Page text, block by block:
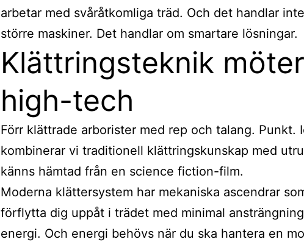
arbetar med svåråtkomliga träd. Och det handlar
större maskiner. Det handlar om smartare lösningar.
Klättringsteknik möter
high-tech
Förr klättrade arborister med rep och talang. Punkt.
kombinerar vi traditionell klättringskunskap med
känns hämtad från en science fiction-film.
Moderna klättersystem har mekaniska ascendrar
förflytta dig uppåt i trädet med minimal
energi. Och energi behövs när du ska hantera en